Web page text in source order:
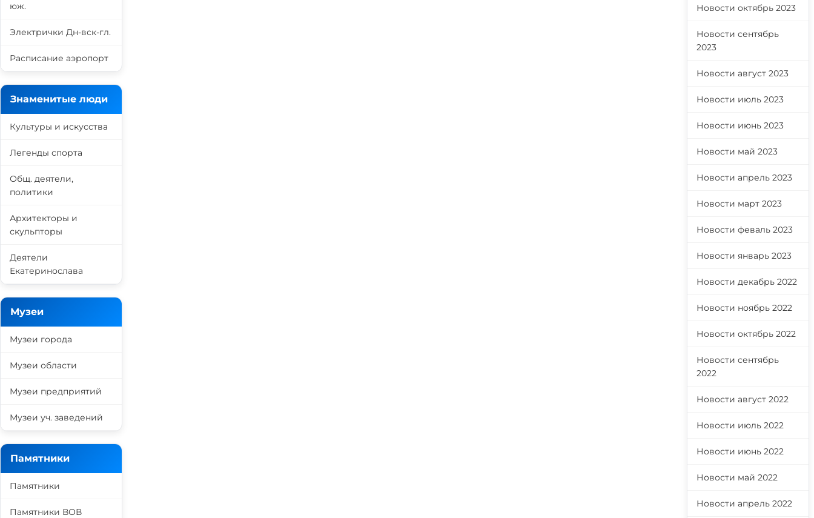
юж.
Электрички Дн-вск-гл.
Расписание аэропорт
Знаменитые люди
Культуры и искусства
Легенды спорта
Общ. деятели,
политики
Архитекторы и
скульпторы
Деятели
Екатеринослава
Музеи
Музеи города
Музеи области
Музеи предприятий
Музеи уч. заведений
Памятники
Памятники
Памятники ВОВ
Новости октябрь 2023
Новости сентябрь
2023
Новости август 2023
Новости июль 2023
Новости июнь 2023
Новости май 2023
Новости апрель 2023
Новости март 2023
Новости феваль 2023
Новости январь 2023
Новости декабрь 2022
Новости ноябрь 2022
Новости октябрь 2022
Новости сентябрь
2022
Новости август 2022
Новости июль 2022
Новости июнь 2022
Новости май 2022
Новости апрель 2022